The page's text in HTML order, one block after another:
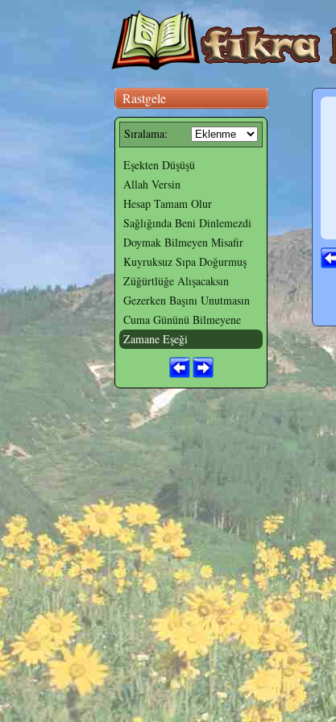
Rastgele
Sıralama:
Eşekten Düşüşü
Allah Versin
Hesap Tamam Olur
Sağlığında Beni Dinlemezdi
Doymak Bilmeyen Misafir
Kuyruksuz Sıpa Doğurmuş
Züğürtlüğe Alışacaksın
Gezerken Başını Unutmasın
Cuma Gününü Bilmeyene
Zamane Eşeği